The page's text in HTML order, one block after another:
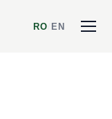
RO EN